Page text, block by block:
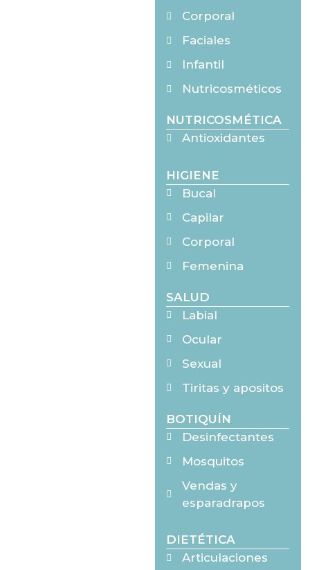
Corporal
Faciales
Infantil
Nutricosméticos
NUTRICOSMÉTICA
Antioxidantes
HIGIENE
Bucal
Capilar
Corporal
Femenina
SALUD
Labial
Ocular
Sexual
Tiritas y apositos
BOTIQUÍN
Desinfectantes
Mosquitos
Vendas y
esparadrapos
DIETÉTICA
Articulaciones